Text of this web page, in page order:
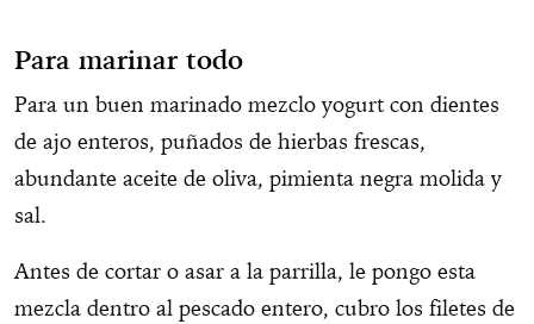
Para marinar todo
Para un buen marinado mezclo yogurt con dientes
de ajo enteros, puñados de hierbas frescas,
abundante aceite de oliva, pimienta negra molida y
sal.
Antes de cortar o asar a la parrilla, le pongo esta
mezcla dentro al pescado entero, cubro los filetes de